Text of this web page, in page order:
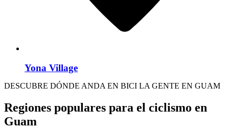
Yona Village
DESCUBRE DÓNDE ANDA EN BICI LA GENTE EN GUAM
Regiones populares para el ciclismo en
Guam